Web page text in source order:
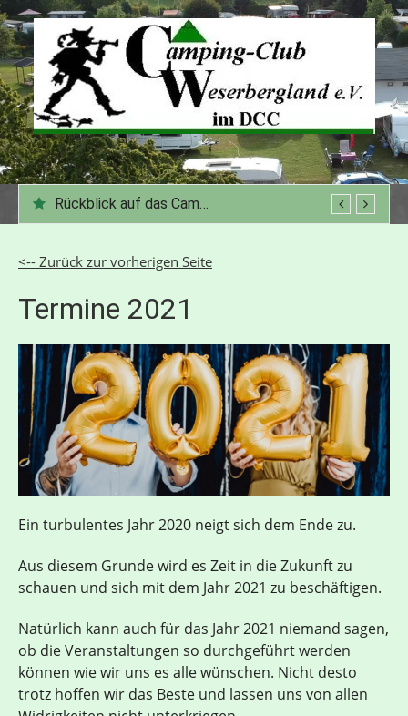
Zum
Inhalt
springen
Rückblick auf das Campingjahr 2025
<-- Zurück zur vorherigen Seite
Termine 2021
Ein turbulentes Jahr 2020 neigt sich dem Ende zu.
Aus diesem Grunde wird es Zeit in die Zukunft zu
schauen und sich mit dem Jahr 2021 zu beschäftigen.
Natürlich kann auch für das Jahr 2021 niemand sagen,
ob die Veranstaltungen so durchgeführt werden
können wie wir uns es alle wünschen. Nicht desto
trotz hoffen wir das Beste und lassen uns von allen